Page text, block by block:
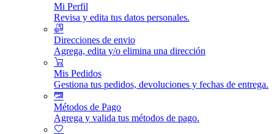
Mi Perfil
Revisa y edita tus datos personales.
Direcciones de envio
Agrega, edita y/o elimina una dirección
Mis Pedidos
Gestiona tus pedidos, devoluciones y fechas de entrega.
Métodos de Pago
Agrega y valida tus métodos de pago.